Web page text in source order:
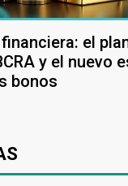
el
y el nuevo
bonos